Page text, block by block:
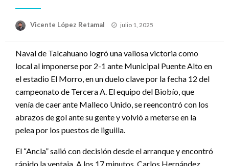
Vicente López Retamal
Publicado
julio 1, 2025
Naval de Talcahuano logró una valiosa victoria como
local al imponerse por 2-1 ante Municipal Puente Alto en
el estadio El Morro, en un duelo clave por la fecha 12 del
campeonato de Tercera A. El equipo del Biobío, que
venía de caer ante Malleco Unido, se reencontró con los
abrazos de gol ante su gente y volvió a meterse en la
pelea por los puestos de liguilla.
El “Ancla” salió con decisión desde el arranque y encontró
rápido la ventaja. A los 17 minutos, Carlos Hernández